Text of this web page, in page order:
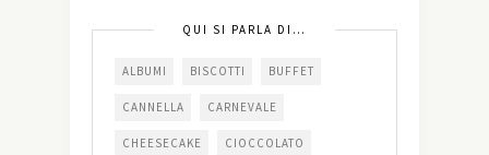
QUI SI PARLA DI…
ALBUMI BISCOTTI BUFFET
CANNELLA CARNEVALE
CHEESECAKE CIOCCOLATO